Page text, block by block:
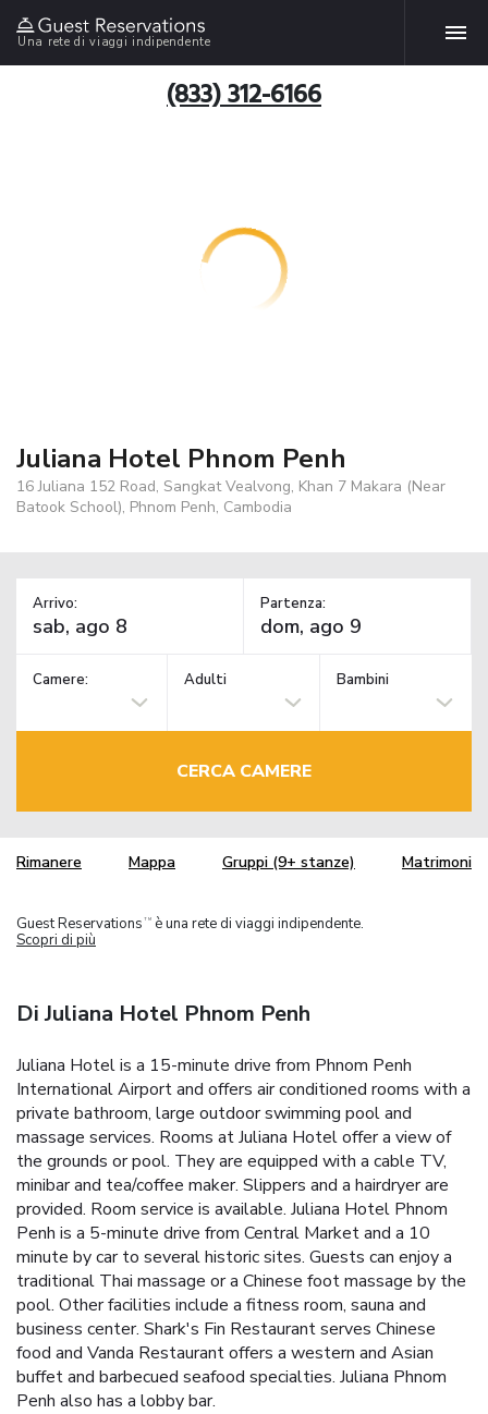
Una rete di viaggi indipendente
(833) 312-6166
Juliana Hotel Phnom Penh
16 Juliana 152 Road, Sangkat Vealvong, Khan 7 Makara (Near
Batook School), Phnom Penh, Cambodia
Arrivo: Partenza:
Camere: Adulti Bambini
CERCA CAMERE
Rimanere Mappa Gruppi (9+ stanze) Matrimoni
Guest Reservations TM
è una rete di viaggi indipendente.
Scopri di più
Di Juliana Hotel Phnom Penh
Juliana Hotel is a 15-minute drive from Phnom Penh
International Airport and offers air conditioned rooms with a
private bathroom, large outdoor swimming pool and
massage services. Rooms at Juliana Hotel offer a view of
the grounds or pool. They are equipped with a cable TV,
minibar and tea/coffee maker. Slippers and a hairdryer are
provided. Room service is available. Juliana Hotel Phnom
Penh is a 5-minute drive from Central Market and a 10
minute by car to several historic sites. Guests can enjoy a
traditional Thai massage or a Chinese foot massage by the
pool. Other facilities include a fitness room, sauna and
business center. Shark's Fin Restaurant serves Chinese
food and Vanda Restaurant offers a western and Asian
buffet and barbecued seafood specialties. Juliana Phnom
Penh also has a lobby bar.